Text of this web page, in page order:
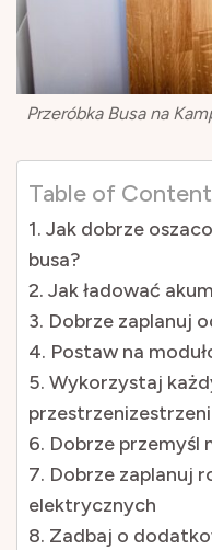
Przeróbka Busa na
Table of
1. Jak dobrze
busa?
2. Jak ładować
3. Dobrze zaplanuj
4. Postaw na
5. Wykorzystaj
przestrzenizestrzeni
6. Dobrze przemyśl
7. Dobrze zaplanuj
elektrycznych
8. Zadbaj o